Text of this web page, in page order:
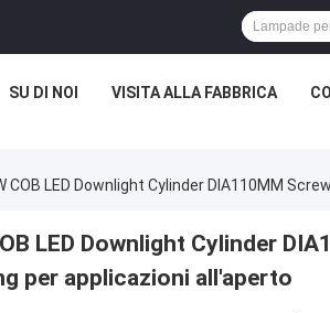
SU DI NOI VISITA ALLA FABBRICA
COB LED Downlight Cylinder DIA110MM
LED Downlight Cylinder
per applicazioni all'aperto